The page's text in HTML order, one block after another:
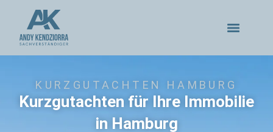
KURZGUTACHTEN HAMBURG
Kurzgutachten für Ihre Immobilie
in Hamburg